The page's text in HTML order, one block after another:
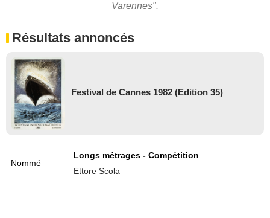
Varennes".
Résultats annoncés
Festival de Cannes 1982 (Edition 35)
Nommé
Longs métrages - Compétition
Ettore Scola